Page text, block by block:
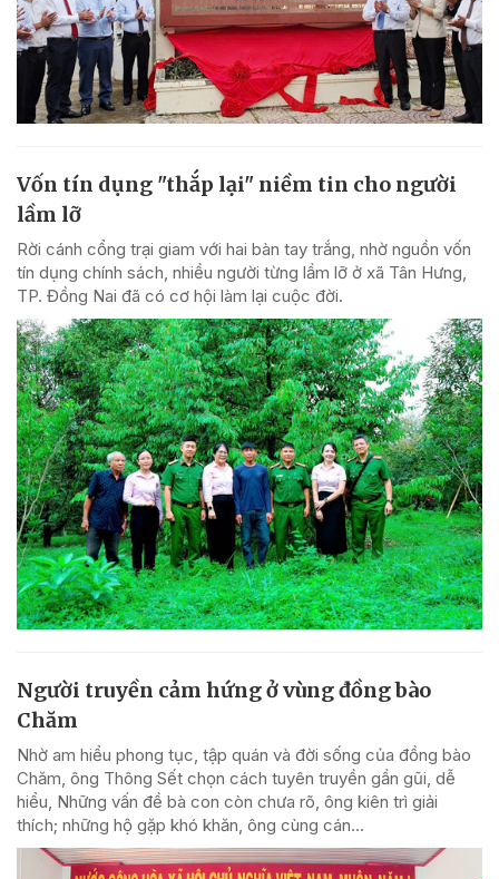
Vốn tín dụng "thắp lại" niềm tin cho người
lầm lỡ
Rời cánh cổng trại giam với hai bàn tay trắng, nhờ nguồn vốn
tín dụng chính sách, nhiều người từng lầm lỡ ở xã Tân Hưng,
TP. Đồng Nai đã có cơ hội làm lại cuộc đời.
Người truyền cảm hứng ở vùng đồng bào
Chăm
Nhờ am hiểu phong tục, tập quán và đời sống của đồng bào
Chăm, ông Thông Sết chọn cách tuyên truyền gần gũi, dễ
hiểu, Những vấn đề bà con còn chưa rõ, ông kiên trì giải
thích; những hộ gặp khó khăn, ông cùng cán...